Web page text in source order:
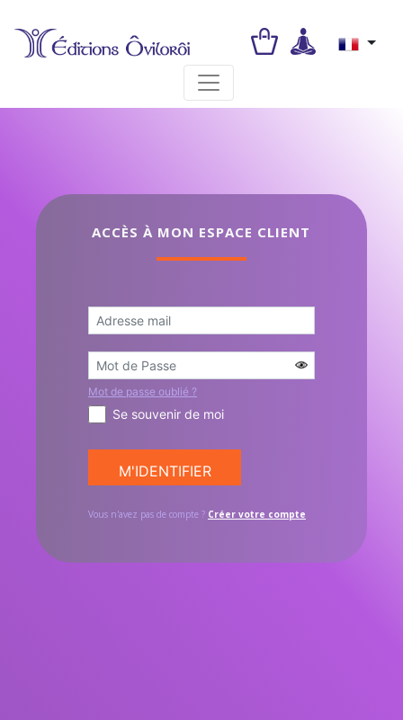
Toggle navigation
ACCÈS À MON ESPACE CLIENT
Mot de passe oublié ?
Se souvenir de moi
Vous n'avez pas de compte ? Créer votre compte